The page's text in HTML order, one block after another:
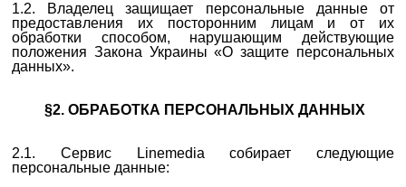
1.2. Владелец защищает персональные данные от
предоставления их посторонним лицам и от их
обработки способом, нарушающим действующие
положения Закона Украины «О защите персональных
данных».
§2. ОБРАБОТКА ПЕРСОНАЛЬНЫХ ДАННЫХ
2.1. Сервис Linemedia собирает следующие
персональные данные: